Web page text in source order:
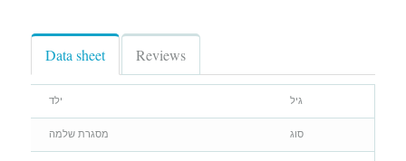
Data sheet Reviews
גיל ילד
סוג מסגרת שלמה